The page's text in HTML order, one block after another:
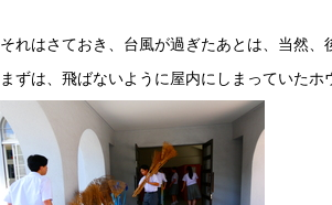
それはさておき、台風が過ぎたあとは、当然、
まずは、飛ばないように屋内にしまっていたホ